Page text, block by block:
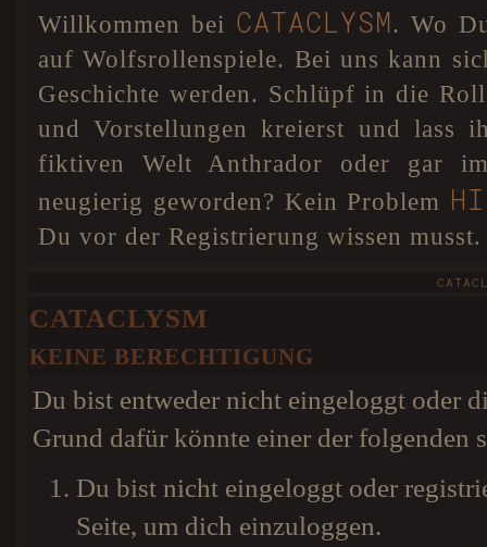
07. JAN 18 Cataclysm hat nun für Anthrador
eine interaktive Karte. Dies bedeutet, dass ihr euren
Wolf absofort selbst auf unserer Karte positionieren
befindet. Als besonderes Add-on könnt ihr in eurem
Profil sogar eine Farbe für euren Pin wählen! Dafür
wurde extra ein Colorpicker im Nutzerprofil eingebaut.
HIER
Willkommen bei CATACLYSM. Wo
auf Wolfsrollenspiele. Bei uns kann
Geschichte werden. Schlüpf in die
und Vorstellungen kreierst und lass
fiktiven Welt Anthrador oder gar
neugierig geworden? Kein Problem
Du vor der Registrierung wissen musst.
CATACLYSM
KEINE BERECHTIGUNG
Du bist entweder nicht eingeloggt oder
Grund dafür könnte einer der folgenden
Du bist nicht eingeloggt oder
Seite, um dich einzuloggen.